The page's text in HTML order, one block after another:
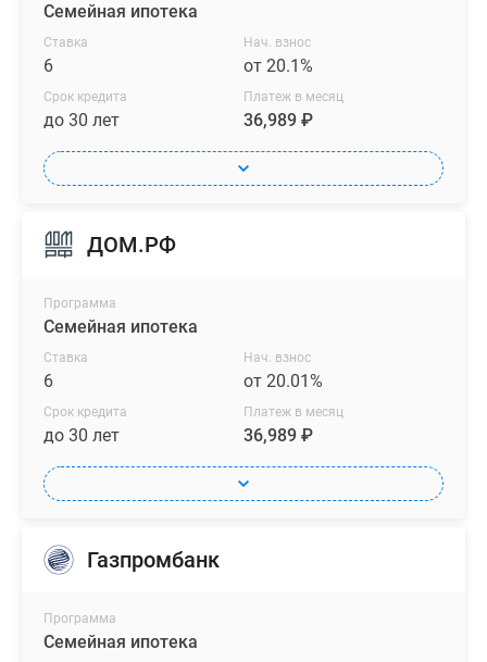
Семейная ипотека
Ставка
6
Нач. взнос
от 20.1%
Срок кредита
до 30 лет
Платеж в месяц
36,989 ₽
ДОМ.РФ
Программа
Семейная ипотека
Ставка
6
Нач. взнос
от 20.01%
Срок кредита
до 30 лет
Платеж в месяц
36,989 ₽
Газпромбанк
Программа
Семейная ипотека